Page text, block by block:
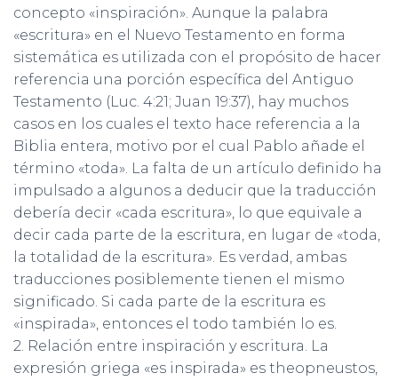
concepto «inspiración». Aunque la palabra
«escritura» en el Nuevo Testamento en forma
sistemática es utilizada con el propósito de hacer
referencia una porción específica del Antiguo
Testamento (Luc. 4:21; Juan 19:37), hay muchos
casos en los cuales el texto hace referencia a la
Biblia entera, motivo por el cual Pablo añade el
término «toda». La falta de un artículo definido ha
impulsado a algunos a deducir que la traducción
debería decir «cada escritura», lo que equivale a
decir cada parte de la escritura, en lugar de «toda,
la totalidad de la escritura». Es verdad, ambas
traducciones posiblemente tienen el mismo
significado. Si cada parte de la escritura es
«inspirada», entonces el todo también lo es.
2. Relación entre inspiración y escritura. La
expresión griega «es inspirada» es theopneustos,